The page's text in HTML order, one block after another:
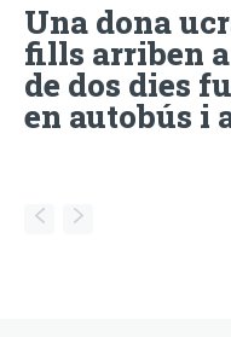
Una dona
fills arriben a
de dos dies
en autobús i